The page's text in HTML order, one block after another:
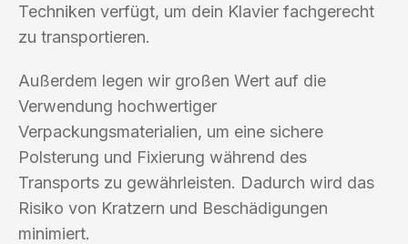
Techniken verfügt, um dein Klavier fachgerecht
zu transportieren.
Außerdem legen wir großen Wert auf die
Verwendung hochwertiger
Verpackungsmaterialien, um eine sichere
Polsterung und Fixierung während des
Transports zu gewährleisten. Dadurch wird das
Risiko von Kratzern und Beschädigungen
minimiert.